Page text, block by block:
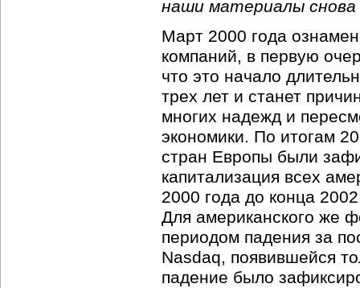
наши материалы снова
Март 2000 года
компаний, в первую
что это начало
трех лет и станет
многих надежд и
экономики. По итогам
стран Европы были
капитализация всех
2000 года до конца
Для американского же
периодом падения за
Nasdaq, появившейся
падение было